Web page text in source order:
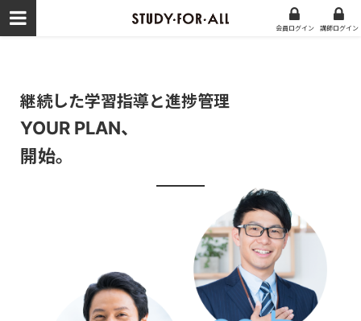
会員ログイン 講師ログイン
継続した学習指導と進捗管理
YOUR PLAN、
開始。